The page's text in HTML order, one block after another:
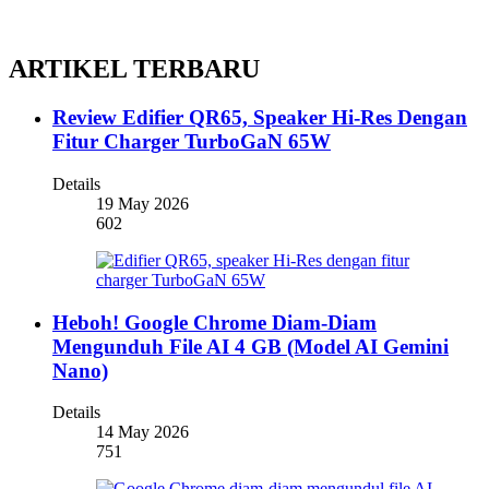
ARTIKEL TERBARU
Review Edifier QR65, Speaker Hi-Res Dengan
Fitur Charger TurboGaN 65W
Details
19 May 2026
602
Heboh! Google Chrome Diam-Diam
Mengunduh File AI 4 GB (Model AI Gemini
Nano)
Details
14 May 2026
751